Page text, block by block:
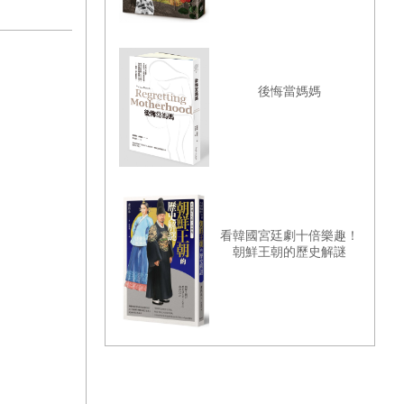
後悔當媽媽
看韓國宮廷劇十倍樂趣！
朝鮮王朝的歷史解謎